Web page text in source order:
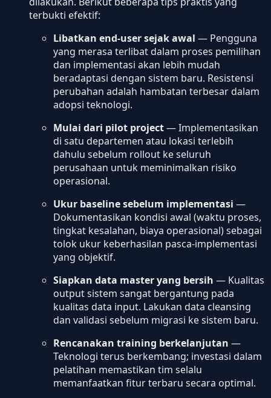
terbukti efektif:
Libatkan end-user sejak awal — Pengguna
yang merasa terlibat dalam proses pemilihan
dan implementasi akan lebih mudah
beradaptasi dengan sistem baru. Resistensi
perubahan adalah hambatan terbesar dalam
adopsi teknologi.
Mulai dari pilot project— Implementasikan
di satu departemen atau lokasi terlebih
dahulu sebelum rollout ke seluruh
perusahaan untuk meminimalkan risiko
operasional.
Ukur baseline sebelum implementasi —
Dokumentasikan kondisi awal (waktu proses,
tingkat kesalahan, biaya operasional) sebagai
tolok ukur keberhasilan pasca-implementasi
yang objektif.
Siapkan data master yang bersih — Kualitas
output sistem sangat bergantung pada
kualitas data input. Lakukan data cleansing
dan validasi sebelum migrasi ke sistem baru.
Rencanakan training berkelanjutan —
Teknologi terus berkembang; investasi dalam
pelatihan memastikan tim selalu
memanfaatkan fitur terbaru secara optimal.